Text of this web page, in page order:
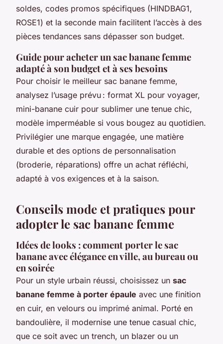
soldes, codes promos spécifiques (HINDBAG1,
ROSE1) et la seconde main facilitent l’accès à des
pièces tendances sans dépasser son budget.
Guide pour acheter un sac banane femme
adapté à son budget et à ses besoins
Pour choisir le meilleur sac banane femme,
analysez l’usage prévu : format XL pour voyager,
mini-banane cuir pour sublimer une tenue chic,
modèle imperméable si vous bougez au quotidien.
Privilégier une marque engagée, une matière
durable et des options de personnalisation
(broderie, réparations) offre un achat réfléchi,
adapté à vos exigences et à la saison.
Conseils mode et pratiques pour
adopter le sac banane femme
Idées de looks : comment porter le sac
banane avec élégance en ville, au bureau ou
en soirée
Pour un style urbain réussi, choisissez un sac
banane femme à porter épaule avec une finition
en cuir, en velours ou imprimé animal. Porté en
bandoulière, il modernise une tenue casual chic,
que ce soit avec un trench, un blazer ou un